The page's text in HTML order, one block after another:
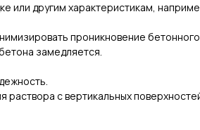
или другим характеристикам,
проникновение
замедляется.
раствора с вертикальных